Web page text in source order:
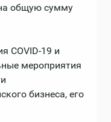
общую сумму
COVID-19 и
мероприятия
бизнеса, его